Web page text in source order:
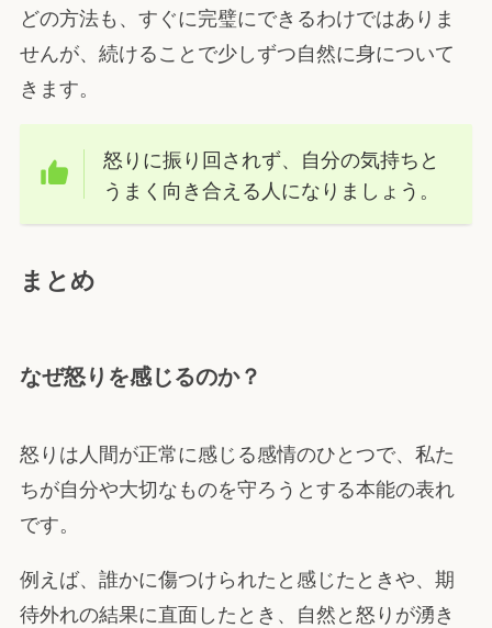
どの方法も、すぐに完璧にできるわけではありま
せんが、続けることで少しずつ自然に身について
きます。
怒りに振り回されず、自分の気持ちと
うまく向き合える人になりましょう。
まとめ
なぜ怒りを感じるのか？
怒りは人間が正常に感じる感情のひとつで、私た
ちが自分や大切なものを守ろうとする本能の表れ
です。
例えば、誰かに傷つけられたと感じたときや、期
待外れの結果に直面したとき、自然と怒りが湧き